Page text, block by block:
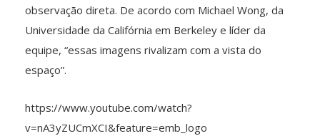
observação direta. De acordo com Michael Wong, da
Universidade da Califórnia em Berkeley e líder da
equipe, “essas imagens rivalizam com a vista do
espaço”.
https://www.youtube.com/watch?
v=nA3yZUCmXCI&feature=emb_logo